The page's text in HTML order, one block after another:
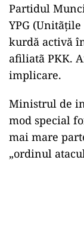
Partidul
YPG
kurdă activă
afiliatã PKK.
implicare.
Ministrul de
mod special
mai mare
„ordinul